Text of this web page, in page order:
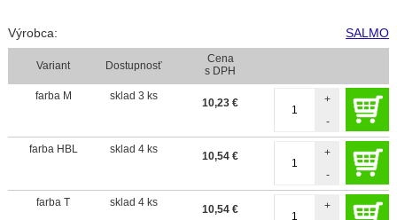
Výrobca: SALMO
Variant Dostupnosť
Cena
s DPH
farba M
sklad 3 ks
10,23 €
-
+
farba HBL sklad 4 ks
10,54 €
-
+
farba T sklad 4 ks
10,54 €
+